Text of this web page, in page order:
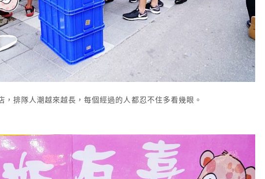
，排隊人潮越來越長，每個經過的人都忍不住多看幾眼。